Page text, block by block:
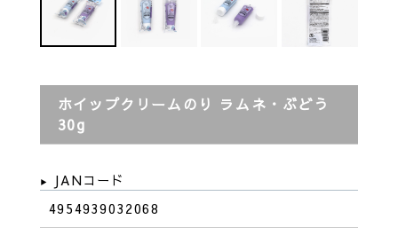
ホイップクリームのり ラムネ・ぶどう
30g
JANコード
4954939032068